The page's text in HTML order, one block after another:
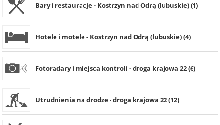
Bary i restauracje - Kostrzyn nad Odrą (lubuskie) (1)
Hotele i motele - Kostrzyn nad Odrą (lubuskie) (4)
Fotoradary i miejsca kontroli - droga krajowa 22 (6)
Utrudnienia na drodze - droga krajowa 22 (12)